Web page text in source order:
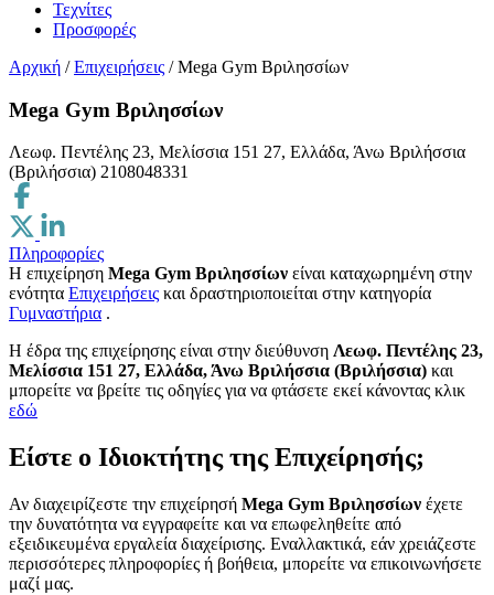
Τεχνίτες
Προσφορές
Αρχική / Επιχειρήσεις / Mega Gym Βριλησσίων
Mega Gym Βριλησσίων
Λεωφ. Πεντέλης 23, Μελίσσια 151 27, Ελλάδα, Άνω Βριλήσσια
(Βριλήσσια) 2108048331
Πληροφορίες
Η επιχείρηση Mega Gym Βριλησσίων είναι καταχωρημένη στην
ενότητα Επιχειρήσεις και δραστηριοποιείται στην κατηγορία
Γυμναστήρια .
H έδρα της επιχείρησης είναι στην διεύθυνση Λεωφ. Πεντέλης 23,
Μελίσσια 151 27, Ελλάδα, Άνω Βριλήσσια (Βριλήσσια) και
μπορείτε να βρείτε τις οδηγίες για να φτάσετε εκεί κάνοντας κλικ
εδώ
Είστε ο Ιδιοκτήτης της Επιχείρησής;
Αν διαχειρίζεστε την επιχείρησή Mega Gym Βριλησσίων έχετε
την δυνατότητα να εγγραφείτε και να επωφεληθείτε από
εξειδικευμένα εργαλεία διαχείρισης. Εναλλακτικά, εάν χρειάζεστε
περισσότερες πληροφορίες ή βοήθεια, μπορείτε να επικοινωνήσετε
μαζί μας.